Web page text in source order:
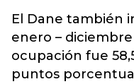
El Dane también
enero – diciembre
ocupación fue
puntos